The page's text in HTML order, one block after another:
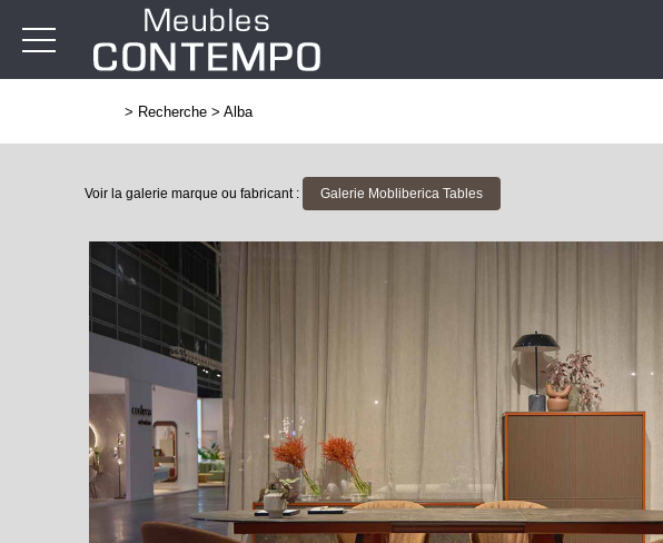
> Recherche > Alba
Voir la galerie marque ou fabricant : Galerie Mobliberica Tables